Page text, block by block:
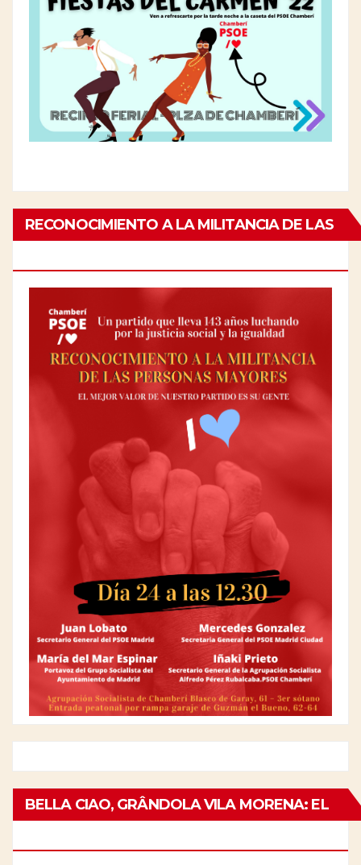
RECONOCIMIENTO A LA MILITANCIA DE LAS
BELLA CIAO, GRÂNDOLA VILA MORENA: EL